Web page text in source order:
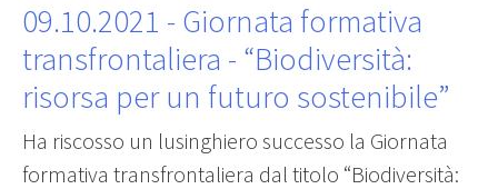
09.10.2021 - Giornata formativa
transfrontaliera - “Biodiversità:
risorsa per un futuro sostenibile”
Ha riscosso un lusinghiero successo la Giornata
formativa transfrontaliera dal titolo “Biodiversità: